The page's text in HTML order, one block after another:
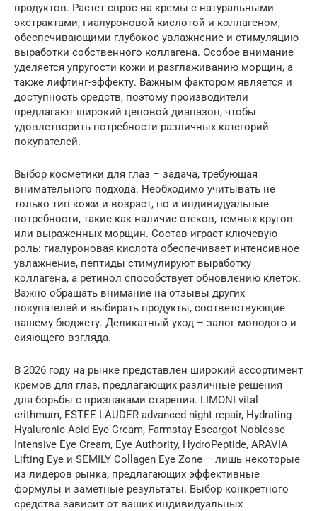
продуктов. Растет спрос на кремы с натуральными
экстрактами, гиалуроновой кислотой и коллагеном,
обеспечивающими глубокое увлажнение и стимуляцию
выработки собственного коллагена. Особое внимание
уделяется упругости кожи и разглаживанию морщин, а
также лифтинг-эффекту. Важным фактором является и
доступность средств, поэтому производители
предлагают широкий ценовой диапазон, чтобы
удовлетворить потребности различных категорий
покупателей.
Выбор косметики для глаз – задача, требующая
внимательного подхода. Необходимо учитывать не
только тип кожи и возраст, но и индивидуальные
потребности, такие как наличие отеков, темных кругов
или выраженных морщин. Состав играет ключевую
роль: гиалуроновая кислота обеспечивает интенсивное
увлажнение, пептиды стимулируют выработку
коллагена, а ретинол способствует обновлению клеток.
Важно обращать внимание на отзывы других
покупателей и выбирать продукты, соответствующие
вашему бюджету. Деликатный уход – залог молодого и
сияющего взгляда.
В 2026 году на рынке представлен широкий ассортимент
кремов для глаз, предлагающих различные решения
для борьбы с признаками старения. LIMONI vital
crithmum, ESTEE LAUDER advanced night repair, Hydrating
Hyaluronic Acid Eye Cream, Farmstay Escargot Noblesse
Intensive Eye Cream, Eye Authority, HydroPeptide, ARAVIA
Lifting Eye и SEMILY Collagen Eye Zone – лишь некоторые
из лидеров рынка, предлагающих эффективные
формулы и заметные результаты. Выбор конкретного
средства зависит от ваших индивидуальных